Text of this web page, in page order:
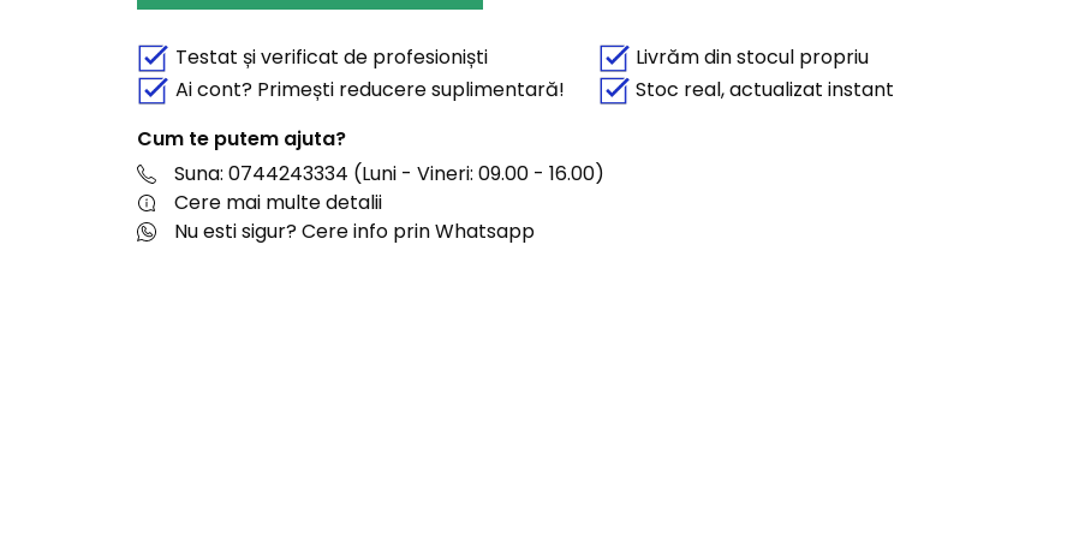
Testat și verificat de profesioniști
Livrăm din stocul propriu
Ai cont? Primești reducere suplimentară!
Stoc real, actualizat instant
Cum te putem ajuta?
Suna: 0744243334 (Luni - Vineri: 09.00 - 16.00)
Cere mai multe detalii
Nu esti sigur? Cere info prin Whatsapp